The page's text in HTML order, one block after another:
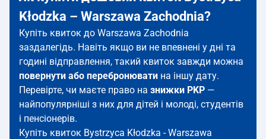
Kłodzka – Warszawa Zachodnia?
Купіть квиток до Warszawa Zachodnia
заздалегідь. Навіть якщо ви не впевнені у дні та
годині відправлення, такий квиток завжди можна
повернути або перебронювати на іншу дату.
Перевірте, чи маєте право на знижки PKP —
найпопулярніші з них для дітей і молоді, студентів
і пенсіонерів.
Купіть квиток Bystrzyca Kłodzka - Warszawa